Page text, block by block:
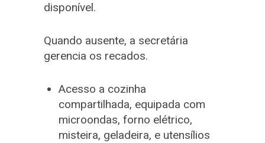
disponível.
Quando ausente, a secretária
gerencia os recados.
Acesso a cozinha
compartilhada, equipada com
microondas, forno elétrico,
misteira, geladeira, e utensílios